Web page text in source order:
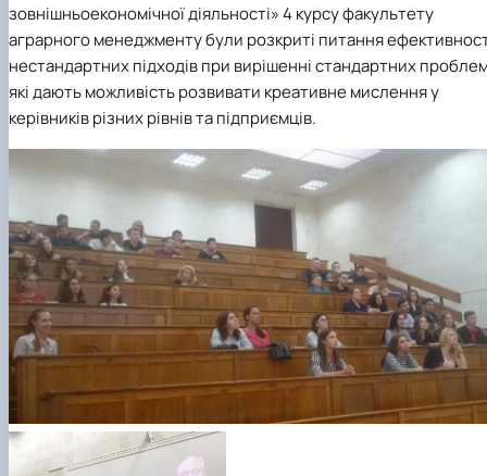
зовнішньоекономічної діяльності» 4 курсу факультету
аграрного менеджменту були розкриті питання
нестандартних підходів при вирішенні стандартних
які дають можливість розвивати креативне мислення у
керівників різних рівнів та підприємців.